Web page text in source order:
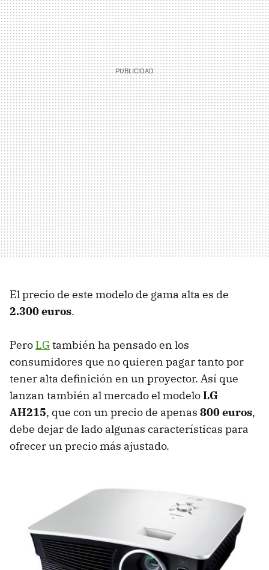
El precio de este modelo de gama alta es de
2.300 euros.
Pero LGtambién ha pensado en los
consumidores que no quieren pagar tanto por
tener alta definición en un proyector. Así que
lanzan también al mercado el modeloLG
AH215, que con un precio de apenas 800 euros,
debe dejar de lado algunas características para
ofrecer un precio más ajustado.